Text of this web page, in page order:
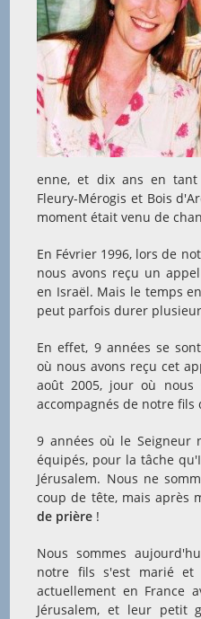
enne, et dix ans en
Fleury-Mérogis et Bois
moment était venu de
En Février 1996, lors de
nous avons reçu un
en Israël. Mais le temps
peut parfois durer
En effet, 9 années se
où nous avons reçu cet
août 2005, jour où nous
accompagnés de notre fils
9 années où le Seigneur
équipés, pour la tâche
Jérusalem. Nous ne
coup de tête, mais après
de prière !
Nous sommes
notre fils s'est marié
actuellement en France
Jérusalem, et leur petit